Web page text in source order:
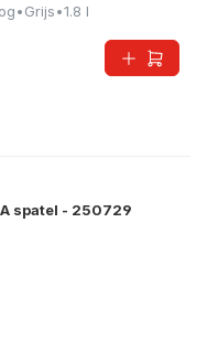
•Grijs•1.8 l
spatel - 250729